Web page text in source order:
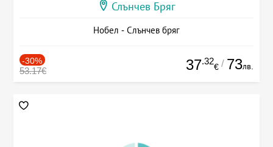
Слънчев Бряг
Нобел - Слънчев бряг
-30%
53.17€ 37.32
€ / 73лв.